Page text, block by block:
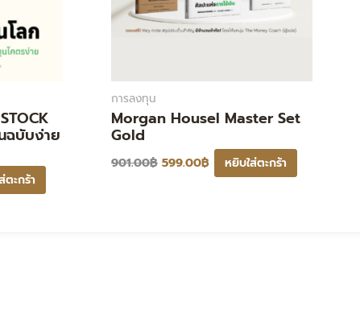
ฉบับง่าย
ตะกร้า
การลงทุน
Morgan Housel Master Set
Gold
901.00฿ 599.00฿ หยิบใส่ตะกร้า